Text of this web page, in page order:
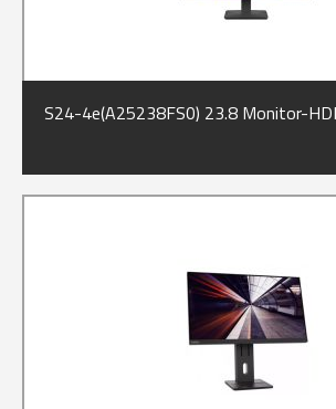
S24-4e(A25238FS0) 23.8 Monitor-